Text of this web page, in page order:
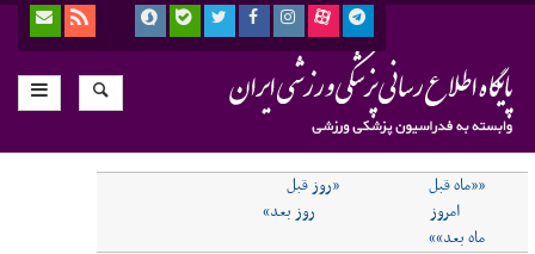
««ماه قبل
«روز قبل
امروز
روز بعد»
ماه بعد»»